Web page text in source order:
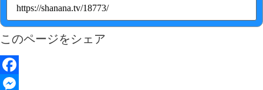
このページをシェア
Facebook